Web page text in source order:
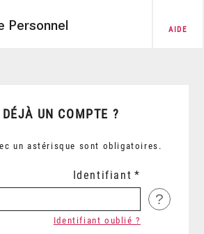
Personnel AIDE
UN COMPTE ?
un astérisque sont obligatoires.
Identifiant
?
Identifiant oublié ?